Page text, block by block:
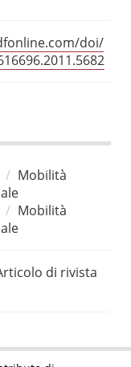
doi/
Mobilità
Mobilità
di rivista